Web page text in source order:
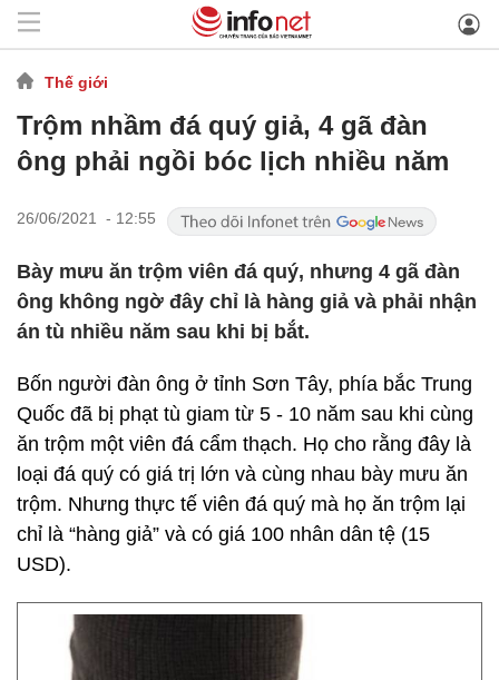
Thế giới
Trộm nhầm đá quý giả, 4 gã đàn
ông phải ngồi bóc lịch nhiều năm
26/06/2021 - 12:55
Bày mưu ăn trộm viên đá quý, nhưng 4 gã đàn
ông không ngờ đây chỉ là hàng giả và phải nhận
án tù nhiều năm sau khi bị bắt.
Bốn người đàn ông ở tỉnh Sơn Tây, phía bắc Trung
Quốc đã bị phạt tù giam từ 5 - 10 năm sau khi cùng
ăn trộm một viên đá cẩm thạch. Họ cho rằng đây là
loại đá quý có giá trị lớn và cùng nhau bày mưu ăn
trộm. Nhưng thực tế viên đá quý mà họ ăn trộm lại
chỉ là “hàng giả” và có giá 100 nhân dân tệ (15
USD).